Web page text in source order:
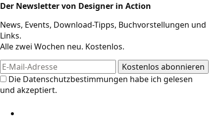
Der Newsletter von Designer in Action
News, Events, Download-Tipps, Buchvorstellungen und
Links.
Alle zwei Wochen neu. Kostenlos.
Die Datenschutzbestimmungen habe ich gelesen
und akzeptiert.